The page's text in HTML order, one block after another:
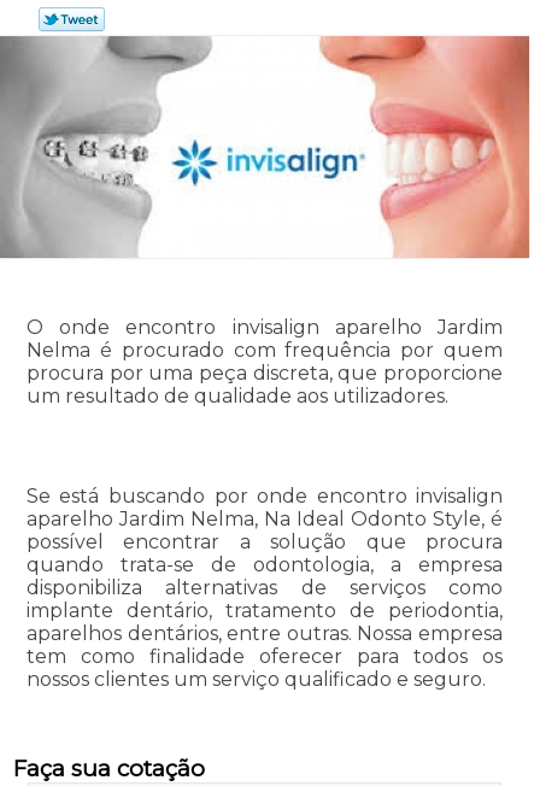
O onde encontro invisalign aparelho Jardim
Nelma é procurado com frequência por quem
procura por uma peça discreta, que proporcione
um resultado de qualidade aos utilizadores.
Se está buscando por onde encontro invisalign
aparelho Jardim Nelma, Na Ideal Odonto Style, é
possível encontrar a solução que procura
quando trata-se de odontologia, a empresa
disponibiliza alternativas de serviços como
implante dentário, tratamento de periodontia,
aparelhos dentários, entre outras. Nossa empresa
tem como finalidade oferecer para todos os
nossos clientes um serviço qualificado e seguro.
Faça sua cotação